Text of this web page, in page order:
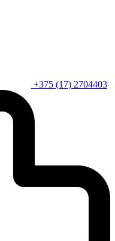
+375 (17) 2704403